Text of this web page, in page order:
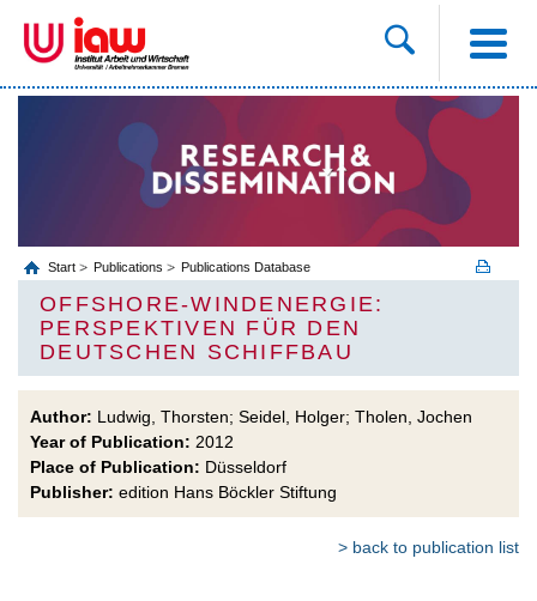
Start Publications Publications Database
OFFSHORE-WINDENERGIE:
PERSPEKTIVEN FÜR DEN
DEUTSCHEN SCHIFFBAU
Author: Ludwig, Thorsten; Seidel, Holger; Tholen, Jochen
Year of Publication: 2012
Place of Publication: Düsseldorf
Publisher: edition Hans Böckler Stiftung
> back to publication list